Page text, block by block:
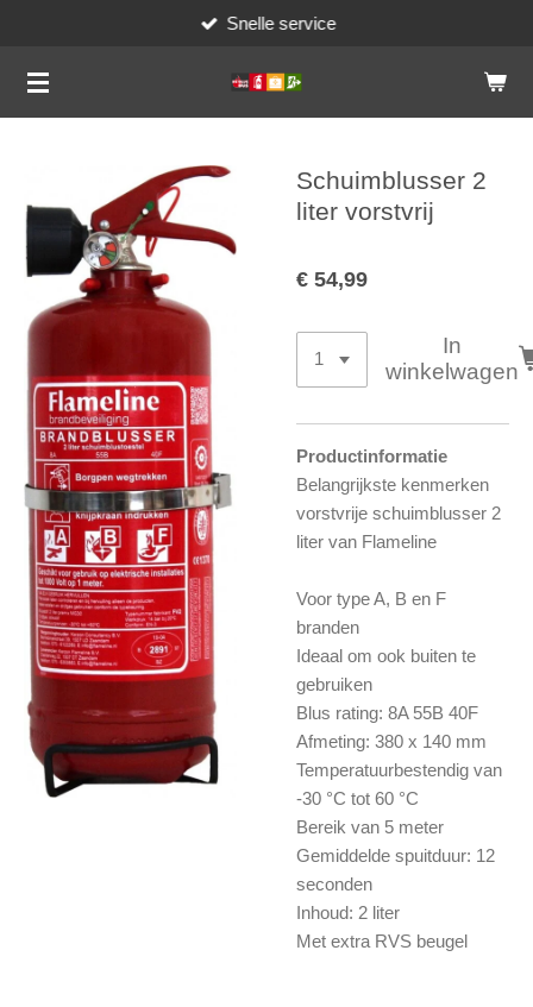
naar
Snelle service
Schuimblusser 2
liter vorstvrij
€ 54,99
In
winkelwagen
Productinformatie
Belangrijkste kenmerken
vorstvrije schuimblusser 2
liter van Flameline
Voor type A, B en F
branden
Ideaal om ook buiten te
gebruiken
Blus rating: 8A 55B 40F
Afmeting: 380 x 140 mm
Temperatuurbestendig van
-30 °C tot 60 °C
Bereik van 5 meter
Gemiddelde spuitduur: 12
seconden
Inhoud: 2 liter
Met extra RVS beugel